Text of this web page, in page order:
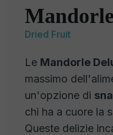
Dried Fruit
Le Mandorle
massimo
un'opzione di
chi ha a cuore la
Queste delizie